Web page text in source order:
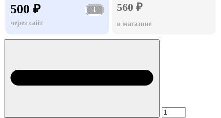
500 ₽
i
через сайт
560 ₽
в магазине